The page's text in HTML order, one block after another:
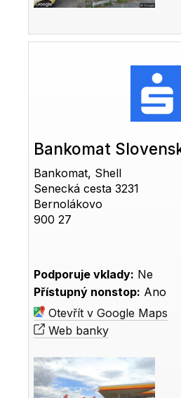
Bankomat
Bankomat, Shell
Senecká cesta 3231
Bernolákovo
900 27
Podporuje vklady: Ne
Přístupný nonstop: Ano
Otevřít v Google Maps
Web banky